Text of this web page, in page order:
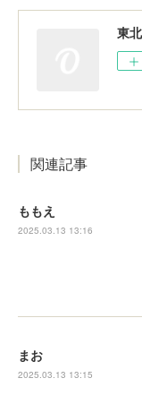
関連記事
ももえ
2025.03.13 13:16
まお
2025.03.13 13:15